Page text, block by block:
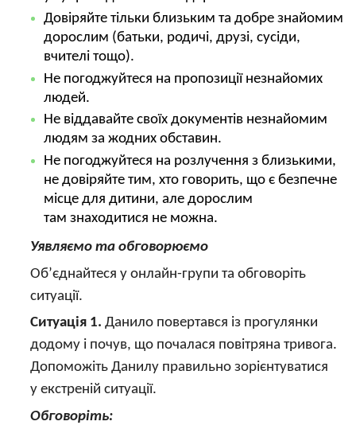
Довіряйте тільки близьким та добре знайомим
дорослим (батьки, родичі, друзі, сусіди,
вчителі тощо).
Не погоджуйтеся на пропозиції незнайомих
людей.
Не віддавайте своїх документів незнайомим
людям за жодних обставин.
Не погоджуйтеся на розлучення з близькими,
не довіряйте тим, хто говорить, що є безпечне
місце для дитини, але дорослим
там знаходитися не можна.
Уявляємо та обговорюємо
Об’єднайтеся у онлайн-групи та обговоріть
ситуації.
Ситуація 1. Данило повертався із прогулянки
додому і почув, що почалася повітряна тривога.
Допоможіть Данилу правильно зорієнтуватися
у екстреній ситуації.
Обговоріть: